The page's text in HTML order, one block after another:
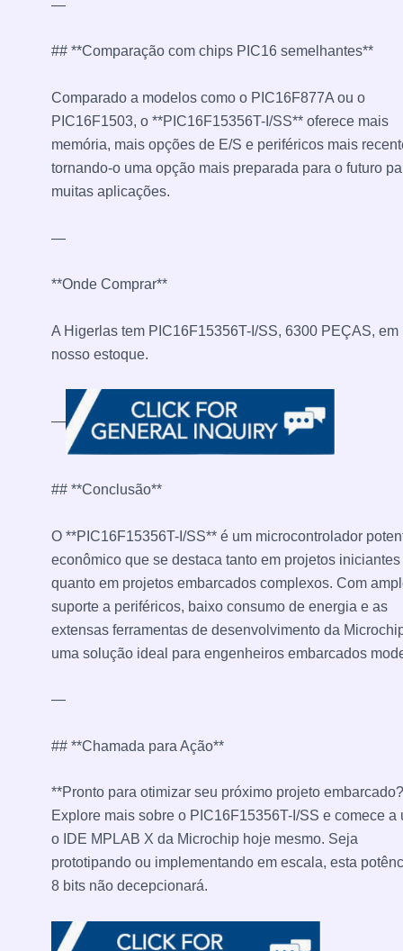
—
## **Comparação com chips PIC16 semelhantes**
Comparado a modelos como o PIC16F877A ou o
PIC16F1503, o **PIC16F15356T-I/SS** oferece mais
memória, mais opções de E/S e periféricos mais
tornando-o uma opção mais preparada para o futuro
muitas aplicações.
—
**Onde Comprar**
A Higerlas tem PIC16F15356T-I/SS, 6300 PEÇAS, em
nosso estoque.
—
## **Conclusão**
O **PIC16F15356T-I/SS** é um microcontrolador
econômico que se destaca tanto em projetos iniciantes
quanto em projetos embarcados complexos. Com
suporte a periféricos, baixo consumo de energia e as
extensas ferramentas de desenvolvimento da
uma solução ideal para engenheiros embarcados
—
## **Chamada para Ação**
**Pronto para otimizar seu próximo projeto
Explore mais sobre o PIC16F15356T-I/SS e comece a
o IDE MPLAB X da Microchip hoje mesmo. Seja
prototipando ou implementando em escala, esta
8 bits não decepcionará.